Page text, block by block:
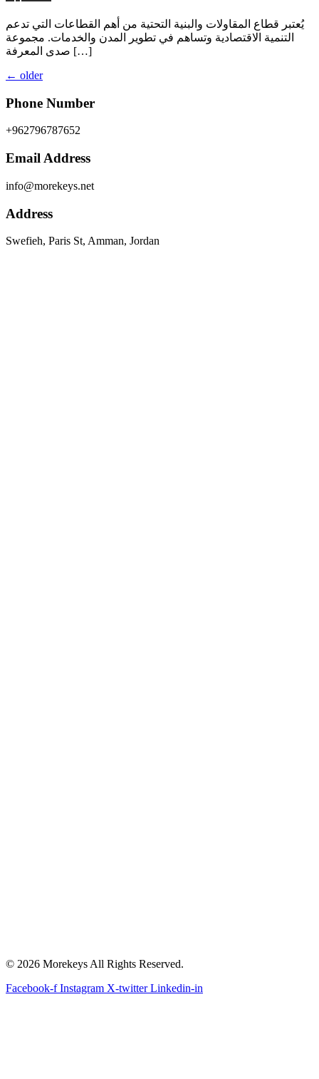
يُعتبر قطاع المقاولات والبنية التحتية من أهم القطاعات التي تدعم
التنمية الاقتصادية وتساهم في تطوير المدن والخدمات. مجموعة
صدى المعرفة […]
← older
Phone Number
+962796787652
Email Address
info@morekeys.net
Address
Swefieh, Paris St, Amman, Jordan
© 2026 Morekeys All Rights Reserved.
Facebook-f Instagram X-twitter Linkedin-in